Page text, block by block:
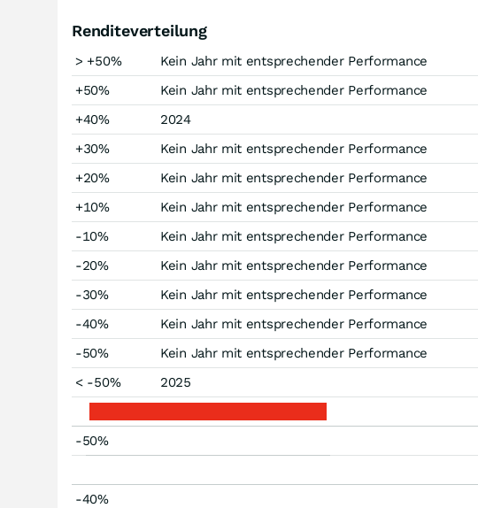
Renditeverteilung
> +50%
Kein Jahr mit entsprechender Performance
+50%
Kein Jahr mit entsprechender Performance
+40%
2024
+30%
Kein Jahr mit entsprechender Performance
+20%
Kein Jahr mit entsprechender Performance
+10%
Kein Jahr mit entsprechender Performance
-10%
Kein Jahr mit entsprechender Performance
-20%
Kein Jahr mit entsprechender Performance
-30%
Kein Jahr mit entsprechender Performance
-40%
Kein Jahr mit entsprechender Performance
-50%
Kein Jahr mit entsprechender Performance
< -50%
2025
-50%
-40%